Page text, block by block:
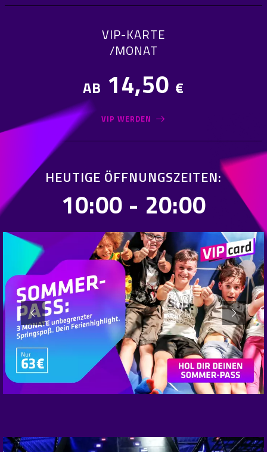
VIP-KARTE
/MONAT
AB 14,50 €
VIP WERDEN
HEUTIGE ÖFFNUNGSZEITEN:
10:00 - 20:00